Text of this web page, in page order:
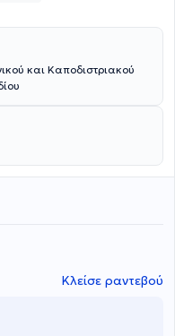
και Καποδιστριακού
Κλείσε ραντεβού